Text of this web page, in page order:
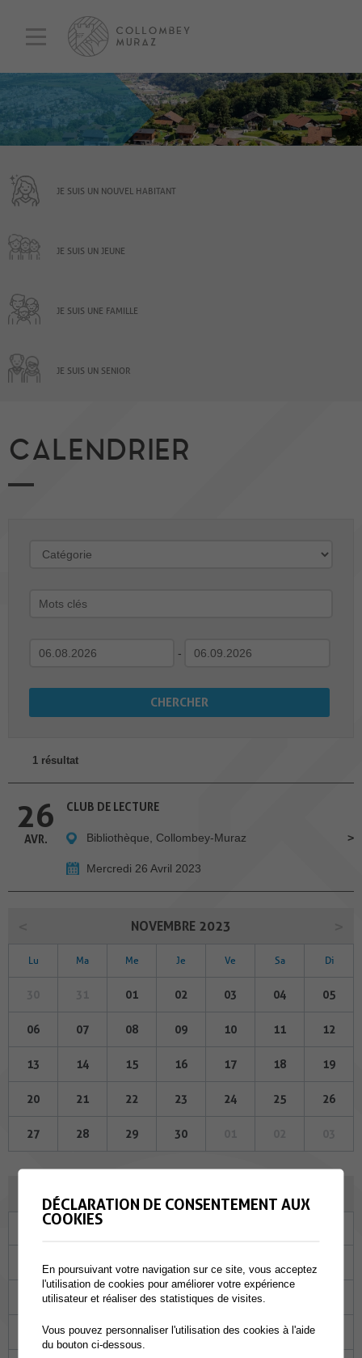
JE SUIS UN NOUVEL HABITANT
JE SUIS UN JEUNE
JE SUIS UNE FAMILLE
JE SUIS UN SENIOR
CALENDRIER
-
1 résultat
26
AVR.
CLUB DE LECTURE
Bibliothèque, Collombey-Muraz
Mercredi 26 Avril 2023
NOVEMBRE 2023
Lu Ma Me Je Ve Sa Di
01 02 03 04 05
06 07 08 09 10 11 12
13 14 15 16 17 18 19
20 21 22 23 24 25 26
27 28 29 30
Ma
30 01
05 06 07 08
12 13 14 15 16
DÉCLARATION DE CONSENTEMENT AUX
COOKIES
En poursuivant votre navigation sur ce site, vous acceptez
l'utilisation de cookies pour améliorer votre expérience
utilisateur et réaliser des statistiques de visites.
Vous pouvez personnaliser l'utilisation des cookies à l'aide
du bouton ci-dessous.